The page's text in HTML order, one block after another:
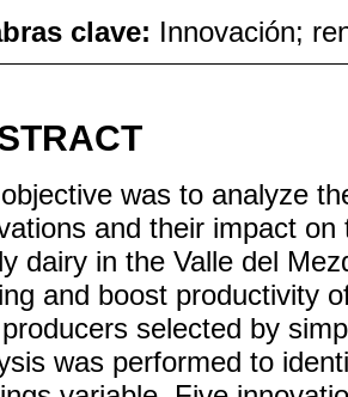
clave: Innovación;
was to analyze
and their impact
dairy in the Valle del
and boost productivity
selected by
was performed to